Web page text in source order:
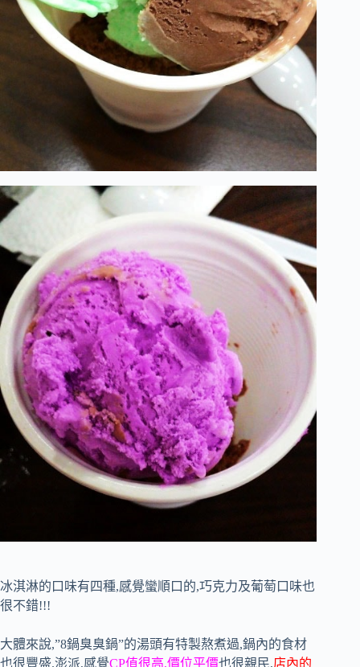
冰淇淋的口味有四種,感覺蠻順口的,巧克力及葡萄口味也
很不錯!!!
大體來說,”8鍋臭臭鍋”的湯頭有特製熬煮過,鍋內的食材
也很豐盛.澎派,感覺CP值很高,價位平價也很親民,店內的